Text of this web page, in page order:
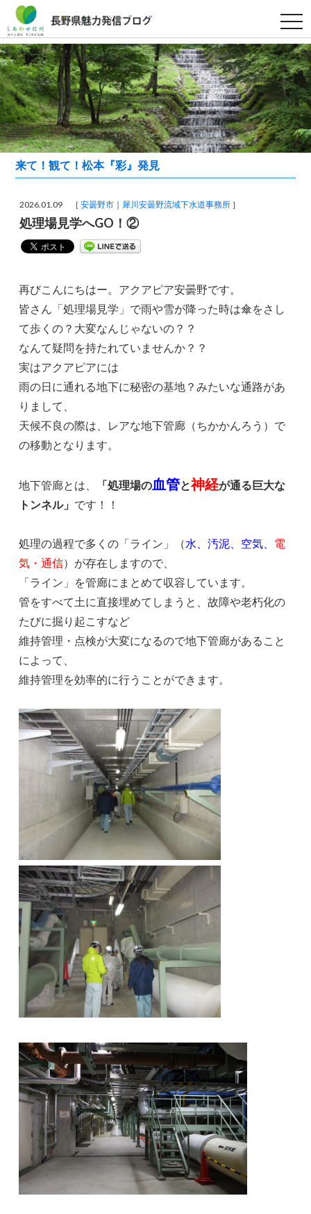
t
o
g
g
l
e
n
a
v
i
g
a
t
i
n
来て！観て！松本『彩』発見
2026.01.09 ［安曇野市 犀川安曇野流域下水道事務所 ］
処理場見学へGO！②
再びこんにちはー。アクアピア安曇野です。
皆さん「処理場見学」で雨や雪が降った時は傘をさし
て歩くの？大変なんじゃないの？？
なんて疑問を持たれていませんか？？
実はアクアピアには
雨の日に通れる地下に秘密の基地？みたいな通路があ
りまして、
天候不良の際は、レアな地下管廊（ちかかんろう）で
の移動となります。
地下管廊とは、 「処理場の血管と神経が通る巨大な
トンネル」 です！！
処理の過程で多くの「ライン」（水、汚泥、空気、 電
気・通信）が存在しますので、
「ライン」を管廊にまとめて収容しています。
管をすべて土に直接埋めてしまうと、故障や老朽化の
たびに掘り起こすなど
維持管理・点検が大変になるので地下管廊があること
によって、
維持管理を効率的に行うことができます。